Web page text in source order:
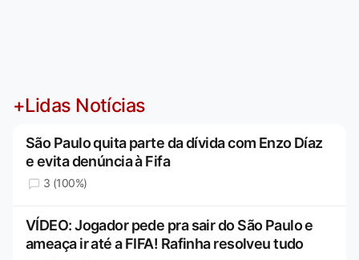
+Lidas Notícias
São Paulo quita parte da dívida com Enzo Díaz
e evita denúncia à Fifa
3 (100%)
VÍDEO: Jogador pede pra sair do São Paulo e
ameaça ir até a FIFA! Rafinha resolveu tudo